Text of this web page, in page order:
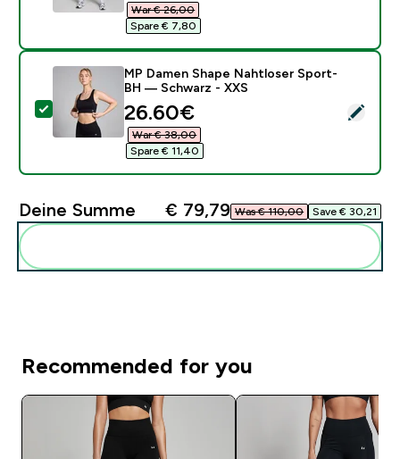
War € 26,00‎
Spare € 7,80‎
Dieses Produkt ausw�hlen - MP Damen Shape
MP Damen Shape Nahtloser Sport-
BH — Schwarz - XXS
discounted price
26.60€‎
War € 38,00‎
Spare € 11,40‎
Deine Summe € 79,79‎ Was € 110,00‎ Save € 30,21‎
Recommended for you